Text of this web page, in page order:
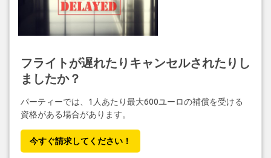
フライトが遅れたりキャンセルされたりし
ましたか？
パーティーでは、1人あたり最大600ユーロの補償を受ける
資格がある場合があります。
今すぐ請求してください！